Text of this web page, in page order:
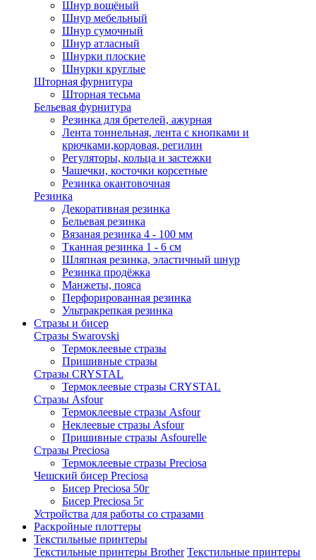
Шнур вощёный
Шнур мебельный
Шнур сумочный
Шнур атласный
Шнурки плоские
Шнурки круглые
Шторная фурнитура
Шторная тесьма
Бельевая фурнитура
Резинка для бретелей, ажурная
Лента тоннельная, лента с кнопками и
крючками,кордовая, регилин
Регуляторы, кольца и застежки
Чашечки, косточки корсетные
Резинка окантовочная
Резинка
Декоративная резинка
Бельевая резинка
Вязаная резинка 4 - 100 мм
Тканная резинка 1 - 6 см
Шляпная резинка, эластичный шнур
Резинка продёжка
Манжеты, пояса
Перфорированная резинка
Ультракрепкая резинка
Стразы и бисер
Стразы Swarovski
Термоклеевые стразы
Пришивные стразы
Стразы CRYSTAL
Термоклеевые стразы CRYSTAL
Стразы Asfour
Термоклеевые стразы Asfour
Неклеевые стразы Asfour
Пришивные стразы Asfourelle
Стразы Preciosa
Термоклеевые стразы Preciosa
Чешский бисер Preciosa
Бисер Preciosa 50г
Бисер Preciosa 5г
Устройства для работы со стразами
Раскройные плоттеры
Текстильные принтеры
Текстильные принтеры Brother Текстильные принтеры